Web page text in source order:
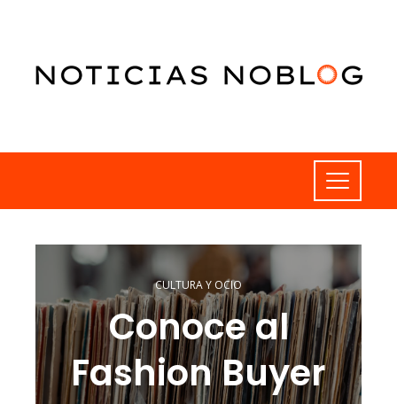
CULTURA Y OCIO
Conoce al
Fashion Buyer